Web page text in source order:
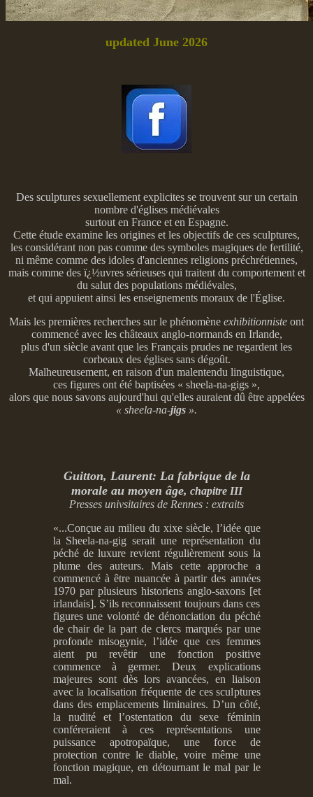
updated June 2026
Des sculptures sexuellement explicites se trouvent sur un certain
nombre d'églises médiévales
surtout en France et en Espagne.
Cette étude examine les origines et les objectifs de ces sculptures,
les considérant non pas comme des symboles magiques de fertilité,
ni même comme des idoles d'anciennes religions préchrétiennes,
mais comme des ï¿½uvres sérieuses qui traitent du comportement et
du salut des populations médiévales,
et qui appuient ainsi les enseignements moraux de l'Église.
Mais les premières recherches sur le phénomène exhibitionniste ont
commencé avec les châteaux anglo-normands en Irlande,
plus d'un siècle avant que les Français prudes ne regardent les
corbeaux des églises sans dégoût.
Malheureusement, en raison d'un malentendu linguistique,
ces figures ont été baptisées « sheela-na-gigs »,
alors que nous savons aujourd'hui qu'elles auraient dû être appelées
« sheela-na-jigs ».
Guitton, Laurent: La fabrique de la
morale au moyen âge, chapitre III
Presses univsitaires de Rennes : extraits
«...Conçue au milieu du xixe siècle, l’idée que
la Sheela-na-gig serait une représentation du
péché de luxure revient régulièrement sous la
plume des auteurs. Mais cette approche a
commencé à être nuancée à partir des années
1970 par plusieurs historiens anglo-saxons [et
irlandais]. S’ils reconnaissent toujours dans ces
figures une volonté de dénonciation du péché
de chair de la part de clercs marqués par une
profonde misogynie, l’idée que ces femmes
aient pu revêtir une fonction positive
commence à germer. Deux explications
majeures sont dès lors avancées, en liaison
avec la localisation fréquente de ces sculptures
dans des emplacements liminaires. D’un côté,
la nudité et l’ostentation du sexe féminin
conféreraient à ces représentations une
puissance apotropaïque, une force de
protection contre le diable, voire même une
fonction magique, en détournant le mal par le
mal.